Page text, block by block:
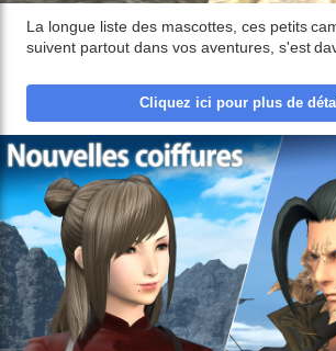
La longue liste des mascottes, ces petits
suivent partout dans vos aventures, s'est
Cliquez ici pour plus de